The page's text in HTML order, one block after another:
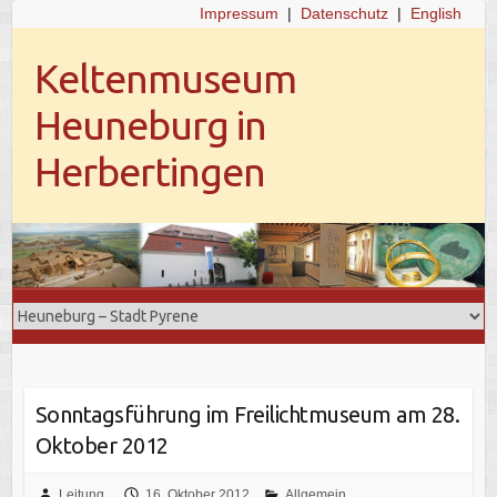
Impressum | Datenschutz| English
Keltenmuseum
Heuneburg in
Herbertingen
Sonntagsführung im Freilichtmuseum am 28.
Oktober 2012